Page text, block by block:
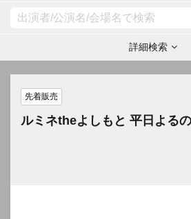
詳細検索
先着販売
ルミネtheよしもと 平日よる